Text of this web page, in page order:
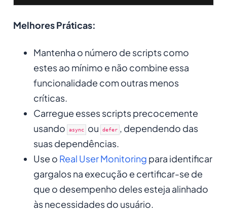
Melhores Práticas:
Mantenha o número de scripts como
estes ao mínimo e não combine essa
funcionalidade com outras menos
críticas.
Carregue esses scripts precocemente
usando
async ou defer , dependendo das
suas dependências.
Use o Real User Monitoring para identificar
gargalos na execução e certificar-se de
que o desempenho deles esteja alinhado
às necessidades do usuário.